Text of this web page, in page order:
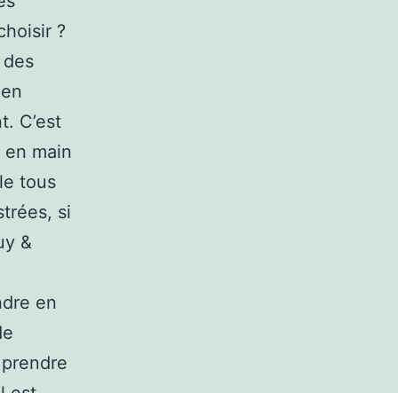
?
C’est
main
tous
si
&
en